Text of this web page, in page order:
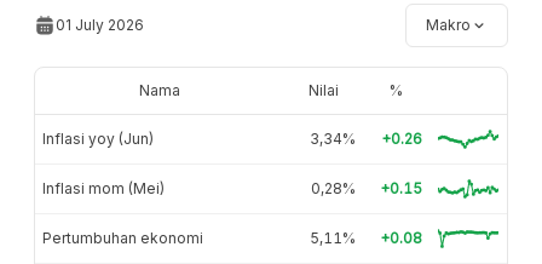
01 July 2026 Makro
Nama Nilai %
Inflasi yoy (Jun) 3,34% +0.26
Inflasi mom (Mei) 0,28% +0.15
Pertumbuhan ekonomi 5,11% +0.08